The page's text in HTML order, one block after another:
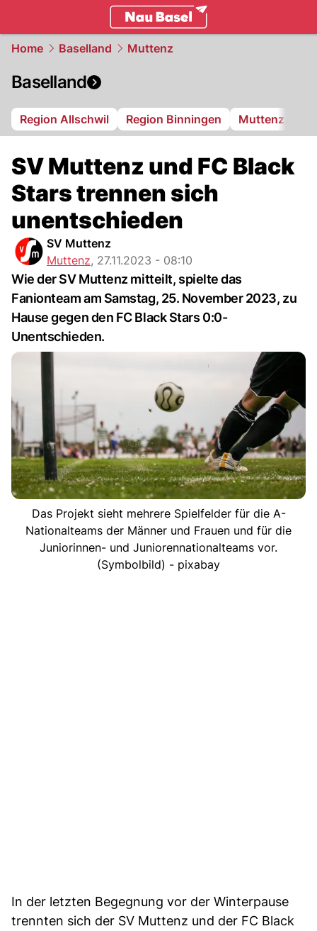
Home Baselland Muttenz
Baselland
Region Allschwil Region Binningen Muttenz
SV Muttenz und FC Black
Stars trennen sich
unentschieden
SV Muttenz
Muttenz, 27.11.2023 - 08:10
Wie der SV Muttenz mitteilt, spielte das
Fanionteam am Samstag, 25. November 2023, zu
Hause gegen den FC Black Stars 0:0-
Unentschieden.
Das Projekt sieht mehrere Spielfelder für die A-
Nationalteams der Männer und Frauen und für die
Juniorinnen- und Juniorennationalteams vor.
(Symbolbild) - pixabay
In der letzten Begegnung vor der Winterpause
trennten sich der SV Muttenz und der FC Black